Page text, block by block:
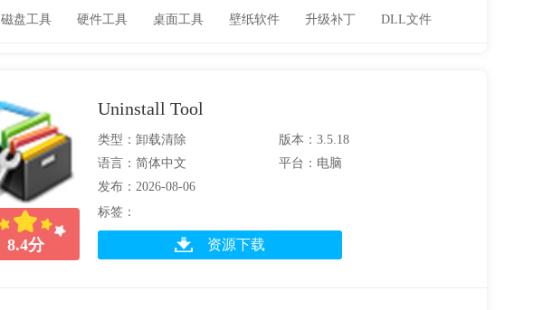
磁盘工具 硬件工具 桌面工具 壁纸软件 升级补丁 DLL文件
8.4分
Uninstall Tool
类型：卸载清除
版本：3.5.18
语言：简体中文
平台：电脑
发布：2026-08-06
标签：
资源下载